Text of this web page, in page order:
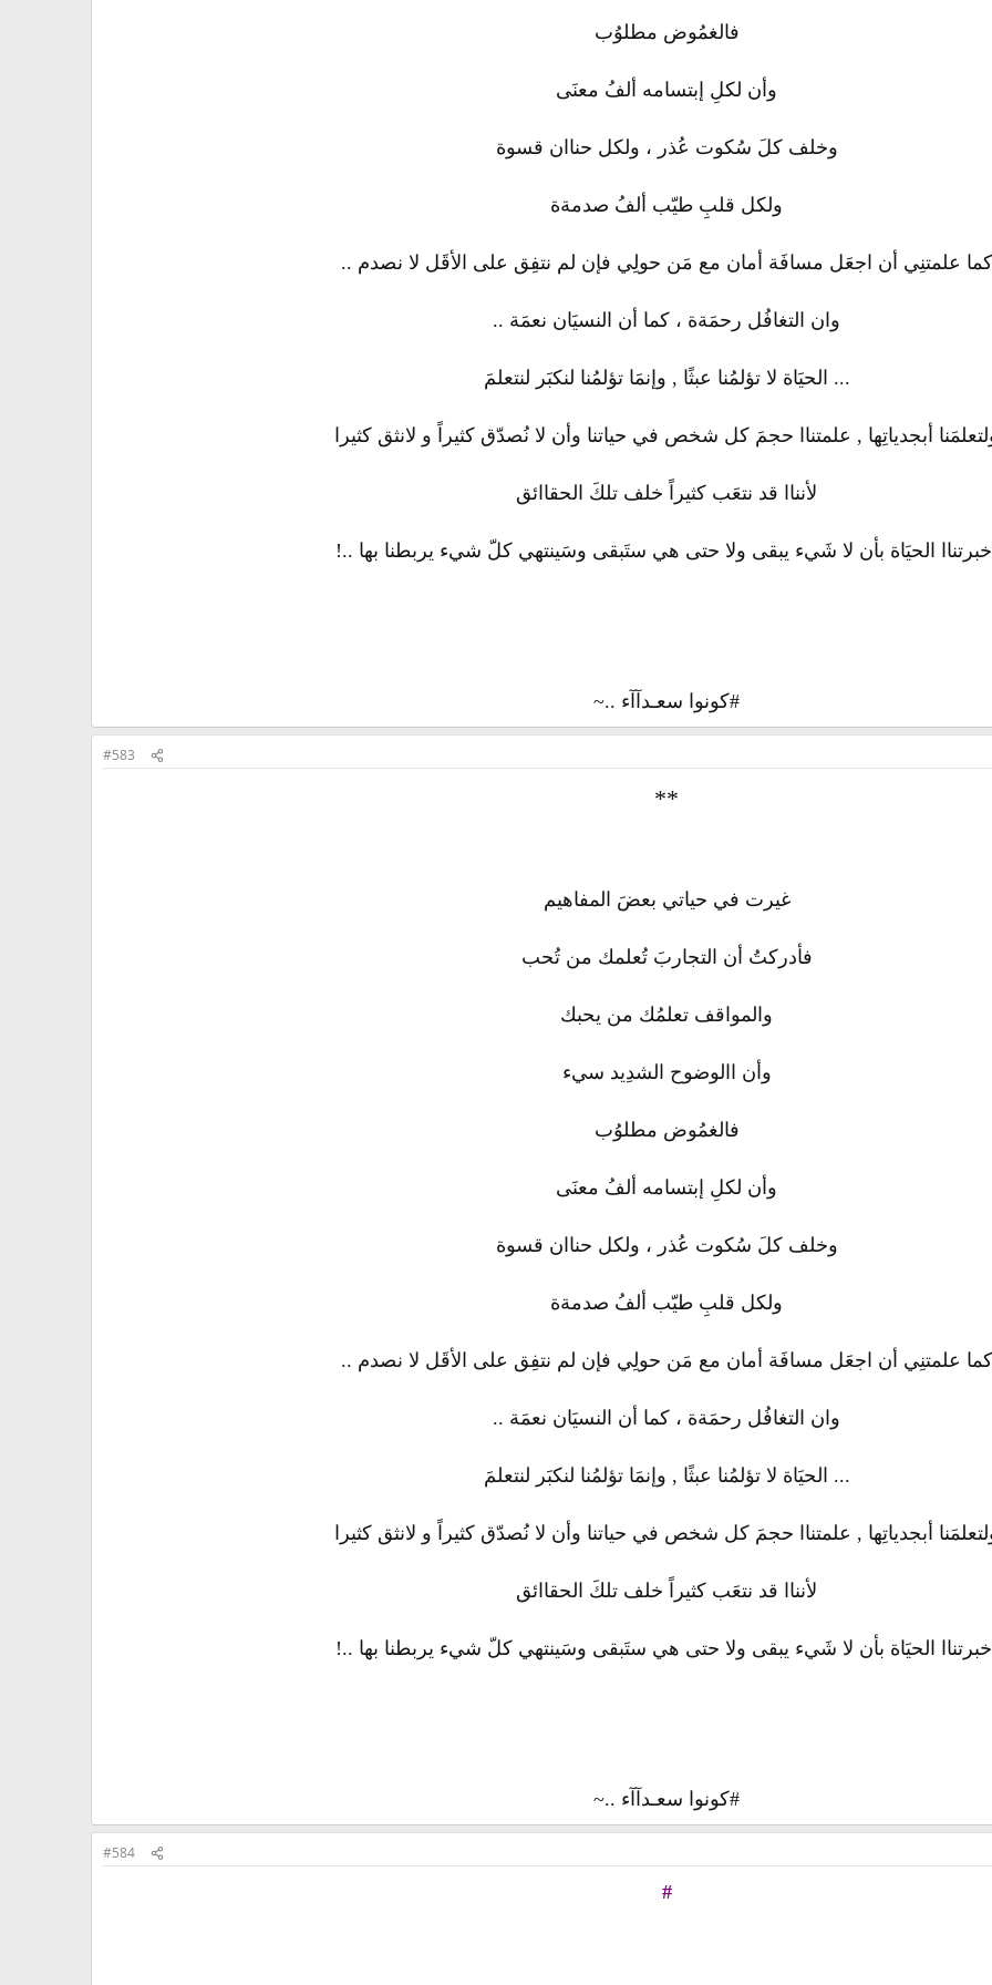
فالغمُوض مطلوُب
وأن لكلِ إبتسامه ألفُ معنَى
وخلف كلَ سُكوت عُذر ، ولكل حناان قسوة
ولكل قلبِ طيّب ألفُ صدمةة
كما علمتنِي أن اجعَل مسافَة أمان مع مَن حولِي فإن لم نتفِق على الأقَل لا نصدم ..
وان التغافُل رحمَةة ، كما أن النسيَان نعمَة ..
... الحيَاة لا تؤلمُنا عبثًا , وإنمَا تؤلمُنا لنكبَر لنتعلمَ
أبجدياتِھا , علمتناا حجمَ كل شخص في حياتنا وأن لا نُصدّق كثيراً و لانثق كثيرا
لأنناا قد نتعَب كثيراً خلف تلكَ الحقاائق
الحيَاة بأن لا شَيء يبقى ولا حتى هي ستَبقى وسَينتهي كلّ شيء يربطنا بها ..!
#كونوا سعـدآآء ..~
#583
**
غيرت في حياتي بعضَ المفاهيم
فأدركتُ أن التجاربَ تُعلمك من تُحب
والمواقف تعلمُك من يحبك
وأن االوضوح الشدِيد سيء
فالغمُوض مطلوُب
وأن لكلِ إبتسامه ألفُ معنَى
وخلف كلَ سُكوت عُذر ، ولكل حناان قسوة
ولكل قلبِ طيّب ألفُ صدمةة
كما علمتنِي أن اجعَل مسافَة أمان مع مَن حولِي فإن لم نتفِق على الأقَل لا نصدم ..
وان التغافُل رحمَةة ، كما أن النسيَان نعمَة ..
... الحيَاة لا تؤلمُنا عبثًا , وإنمَا تؤلمُنا لنكبَر لنتعلمَ
أبجدياتِھا , علمتناا حجمَ كل شخص في حياتنا وأن لا نُصدّق كثيراً و لانثق كثيرا
لأنناا قد نتعَب كثيراً خلف تلكَ الحقاائق
الحيَاة بأن لا شَيء يبقى ولا حتى هي ستَبقى وسَينتهي كلّ شيء يربطنا بها ..!
#كونوا سعـدآآء ..~
#584
#